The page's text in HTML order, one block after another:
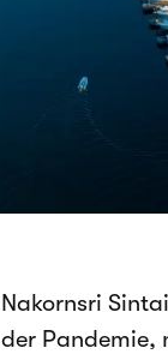
Nakornsri
der Pandemie,